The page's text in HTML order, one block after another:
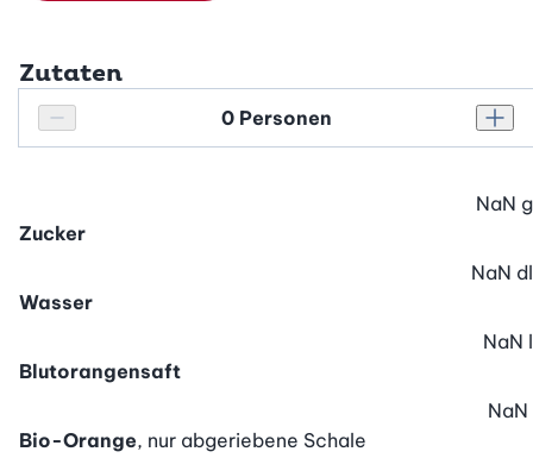
Zutaten
Personenanzahl verringern
Personenanzahl
Zucker
NaN g
Wasser
NaN dl
Blutorangensaft
NaN l
Bio-Orange, nur abgeriebene Schale
NaN